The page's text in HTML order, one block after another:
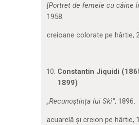
[Portret de femeie cu câine
1958.
creioane colorate pe hârtie,
Constantin Jiquidi
1899)
„Recunoștința lui Ski”, 1896.
acuarelă și creion pe hârtie,